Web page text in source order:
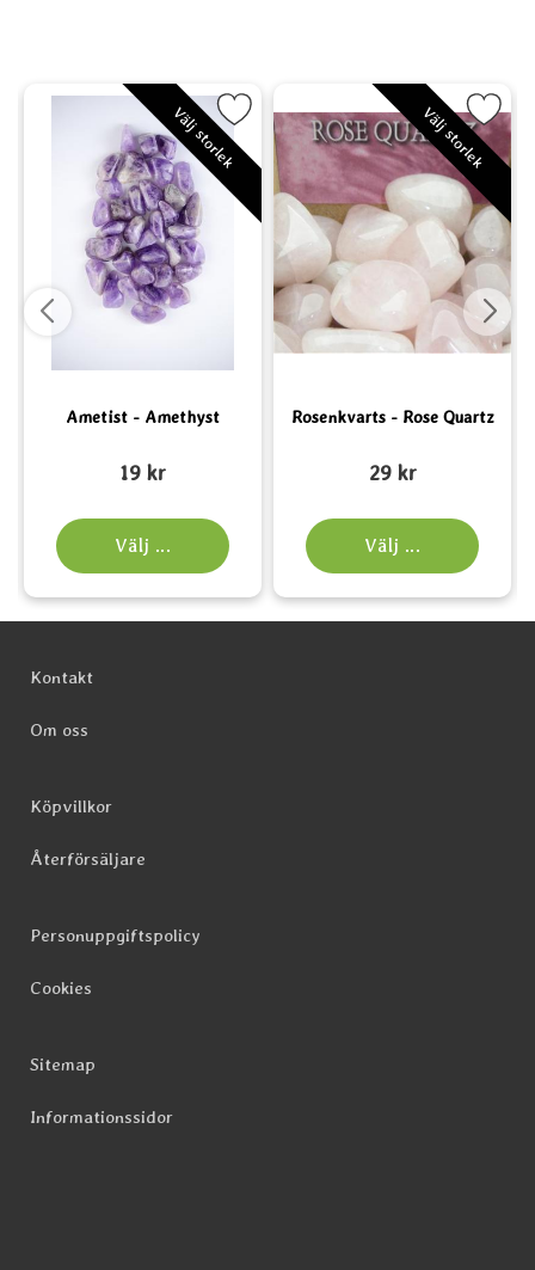
Quartz som favoritVälj storlek
Ametist - Amethyst
Art. nr 214819 kr
Välj ...
Markera Ametist - Amethyst som favorit Välj storlek
Rosenkvarts - Rose Quartz
Art. nr 216229 kr
Välj ...
Markera Rosenkvarts - Rose
Kontakt
Om oss
Köpvillkor
Återförsäljare
Personuppgiftspolicy
Cookies
Sitemap
Informationssidor